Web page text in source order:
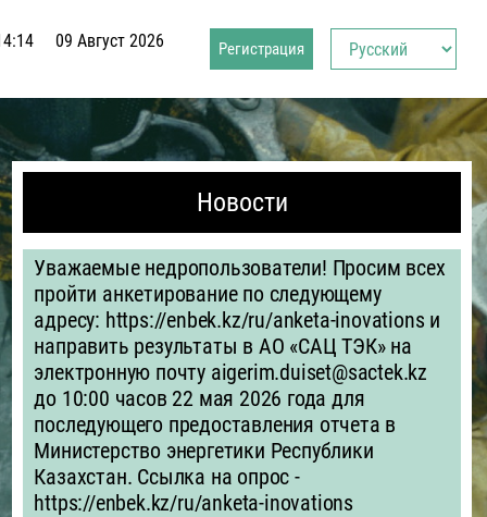
09 Август 2026 Регистрация
Новости
Уважаемые недропользователи! Просим всех
пройти анкетирование по следующему
адресу: https://enbek.kz/ru/anketa-inovations и
направить результаты в АО «САЦ ТЭК» на
электронную почту aigerim.duiset@sactek.kz
до 10:00 часов 22 мая 2026 года для
последующего предоставления отчета в
Министерство энергетики Республики
Казахстан. Ссылка на опрос -
https://enbek.kz/ru/anketa-inovations